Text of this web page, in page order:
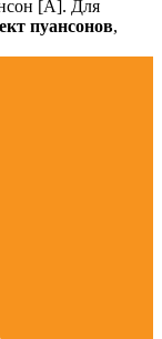
[А]. Для
пуансонов,